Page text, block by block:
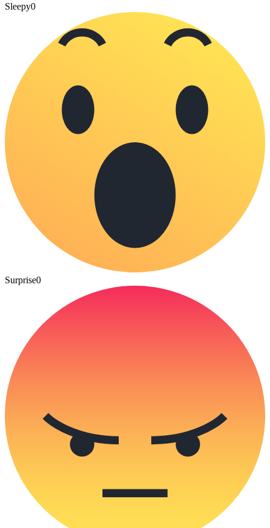
Sleepy0
Surprise0